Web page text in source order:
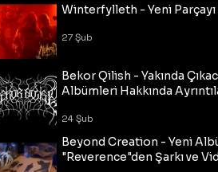
Winterfylleth - Yeni Parçayı
27 Şub
Bekor Qilish - Yakında
Albümleri Hakkında
24 Şub
Beyond Creation - Yeni
"Reverence"den Şarkı ve